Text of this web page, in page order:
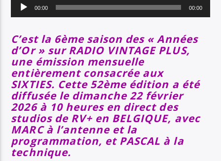
ARTISTE
SOYEZ COOL ET RESTEZ EN FORME AVEC RV+
Radio Vintage Plus
Lecteur
audio
00:00 00:00
C’est la 6ème saison des « Années
d’Or » sur RADIO VINTAGE PLUS,
une émission mensuelle
entièrement consacrée aux
SIXTIES. Cette 52ème édition a été
diffusée le dimanche 22 février
2026 à 10 heures en direct des
studios de RV+ en BELGIQUE, avec
MARC à l’antenne et la
programmation, et PASCAL à la
technique.